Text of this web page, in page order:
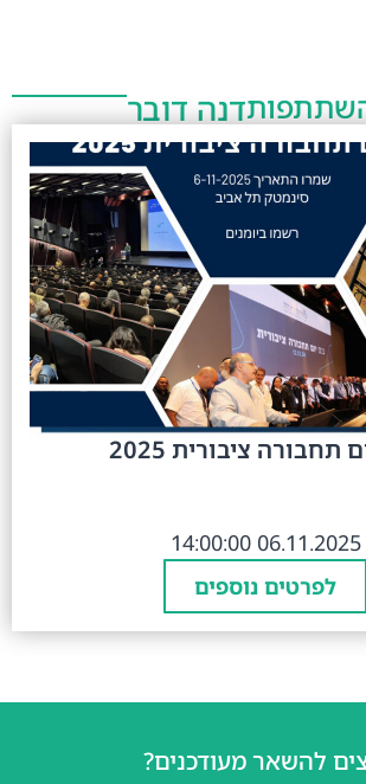
דנה דובר
תחבורה ציבורית 2025
06.11.2025 14:00:00
לפרטים נוספים
להשאר מעודכנים?